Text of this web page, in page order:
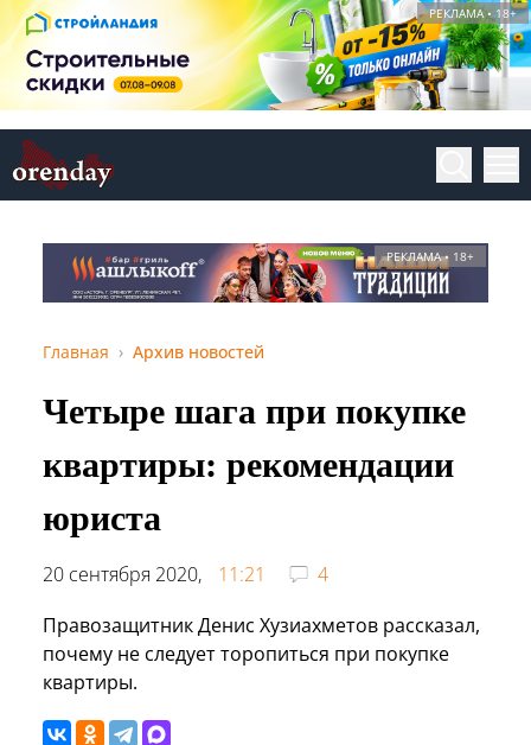
РЕКЛАМА • 18+
РЕКЛАМА • 18+
Главная Архив новостей
Четыре шага при покупке
квартиры: рекомендации
юриста
20 сентября 2020, 11:21
4
Правозащитник Денис Хузиахметов рассказал,
почему не следует торопиться при покупке
квартиры.